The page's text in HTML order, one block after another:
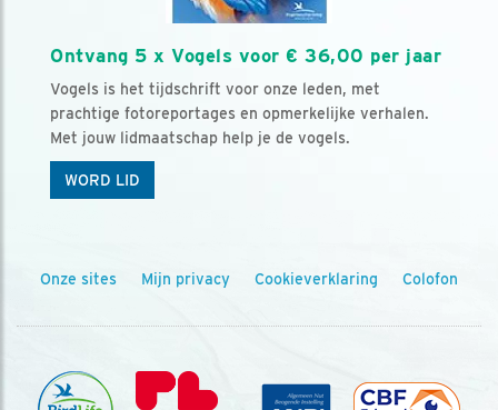
Ontvang 5 x Vogels voor € 36,00 per jaar
Vogels is het tijdschrift voor onze leden, met
prachtige fotoreportages en opmerkelijke verhalen.
Met jouw lidmaatschap help je de vogels.
WORD LID
Onze sites Mijn privacy Cookieverklaring Colofon